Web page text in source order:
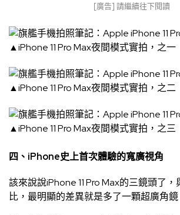
[廣告] 請繼續往下閱讀
▲iPhone 11 Pro Max夜間模式實拍，之一
▲iPhone 11 Pro Max夜間模式實拍，之二
▲iPhone 11 Pro Max夜間模式實拍，之三
四、iPhone史上首次體驗的寬廣視角
該來說說iPhone 11 Pro Max的三鏡頭了
比，最明顯的差異就是多了一顆超廣角鏡